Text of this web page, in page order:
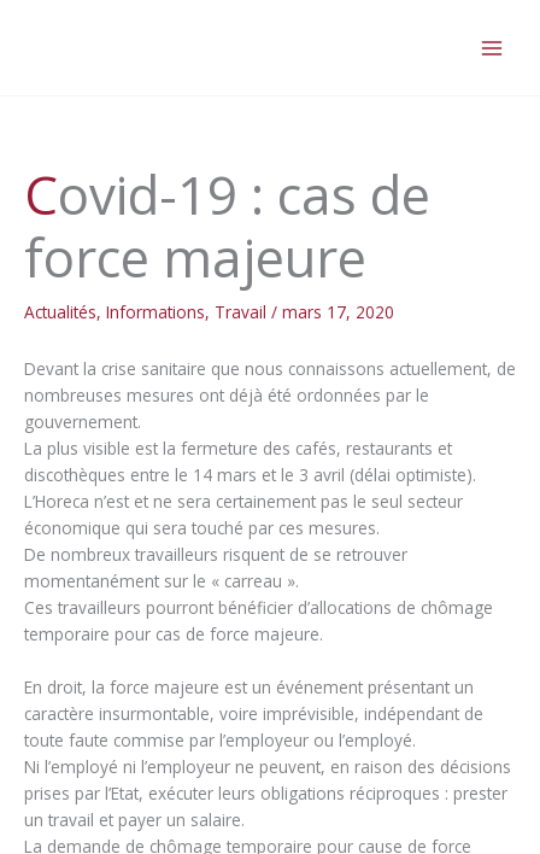
Covid-19 : cas de
force majeure
Actualités, Informations, Travail / mars 17, 2020
Devant la crise sanitaire que nous connaissons actuellement, de
nombreuses mesures ont déjà été ordonnées par le
gouvernement.
La plus visible est la fermeture des cafés, restaurants et
discothèques entre le 14 mars et le 3 avril (délai optimiste).
L’Horeca n’est et ne sera certainement pas le seul secteur
économique qui sera touché par ces mesures.
De nombreux travailleurs risquent de se retrouver
momentanément sur le « carreau ».
Ces travailleurs pourront bénéficier d’allocations de chômage
temporaire pour cas de force majeure.
En droit, la force majeure est un événement présentant un
caractère insurmontable, voire imprévisible, indépendant de
toute faute commise par l’employeur ou l’employé.
Ni l’employé ni l’employeur ne peuvent, en raison des décisions
prises par l’Etat, exécuter leurs obligations réciproques : prester
un travail et payer un salaire.
La demande de chômage temporaire pour cause de force